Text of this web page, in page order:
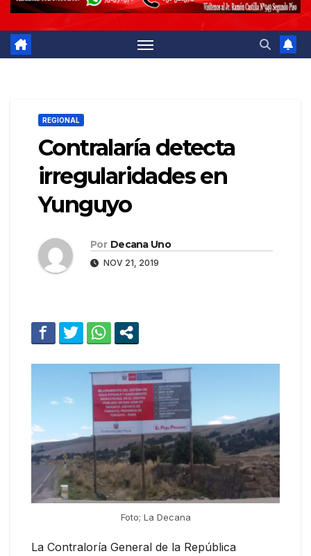
REGIONAL
Contralaría detecta
irregularidades en
Yunguyo
Por Decana Uno
NOV 21, 2019
Foto; La Decana
La Contraloría General de la República